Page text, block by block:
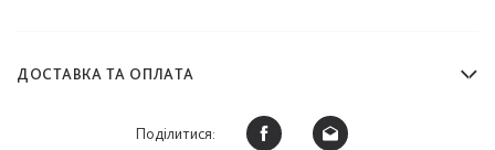
ДОСТАВКА ТА ОПЛАТА
Поділитися: